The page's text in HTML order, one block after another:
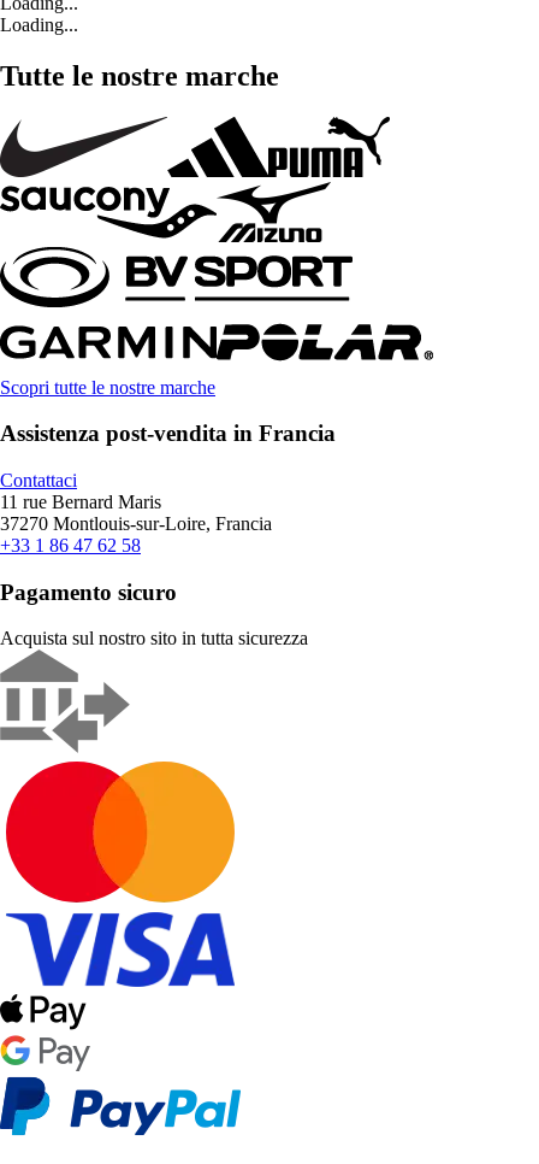
Loading...
Tutte le nostre marche
Scopri tutte le nostre marche
Assistenza post-vendita in Francia
Contattaci
11 rue Bernard Maris
37270 Montlouis-sur-Loire, Francia
+33 1 86 47 62 58
Pagamento sicuro
Acquista sul nostro sito in tutta sicurezza